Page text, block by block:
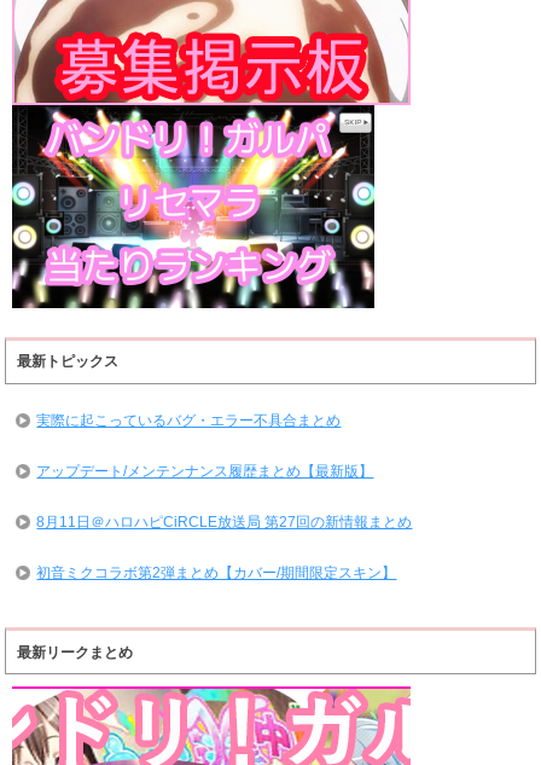
最新トピックス
実際に起こっているバグ・エラー不具合まとめ
アップデート/メンテンナンス履歴まとめ【最新版】
8月11日＠ハロハピCiRCLE放送局 第27回の新情報まとめ
初音ミクコラボ第2弾まとめ【カバー/期間限定スキン】
最新リークまとめ